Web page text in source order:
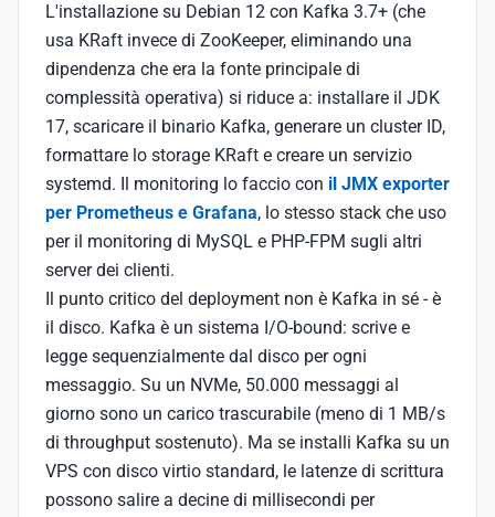
L'installazione su Debian 12 con Kafka 3.7+ (che
usa KRaft invece di ZooKeeper, eliminando una
dipendenza che era la fonte principale di
complessità operativa) si riduce a: installare il JDK
17, scaricare il binario Kafka, generare un cluster ID,
formattare lo storage KRaft e creare un servizio
systemd. Il monitoring lo faccio con il JMX exporter
per Prometheus e Grafana, lo stesso stack che uso
per il monitoring di MySQL e PHP-FPM sugli altri
server dei clienti.
Il punto critico del deployment non è Kafka in sé - è
il disco. Kafka è un sistema I/O-bound: scrive e
legge sequenzialmente dal disco per ogni
messaggio. Su un NVMe, 50.000 messaggi al
giorno sono un carico trascurabile (meno di 1 MB/s
di throughput sostenuto). Ma se installi Kafka su un
VPS con disco virtio standard, le latenze di scrittura
possono salire a decine di millisecondi per